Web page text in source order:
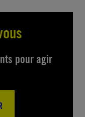
pour agir